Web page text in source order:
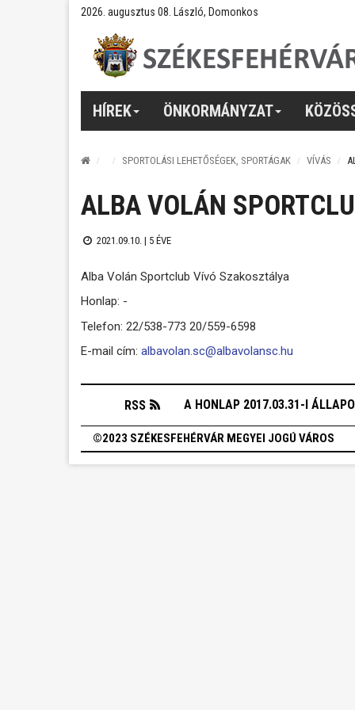
2026. augusztus 08. László, Domonkos
HÍREK ÖNKORMÁNYZAT
SPORTOLÁSI LEHETŐSÉGEK, SPORTÁGAK VÍVÁS
ALBA VOLÁN
2021.09.10. | 5 ÉVE
Alba Volán Sportclub Vívó Szakosztálya
Honlap: -
Telefon: 22/538-773 20/559-6598
E-mail cím: albavolan.sc@albavolansc.hu
RSS A HONLAP 2017.03.31-I
©2023 SZÉKESFEHÉRVÁR MEGYEI JOGÚ VÁROS